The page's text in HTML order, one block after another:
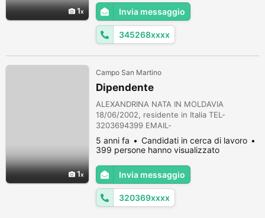
1 Invia messaggio
345268xxxx
1
Campo San Martino
Dipendente
ALEXANDRINA NATA IN MOLDAVIA
18/06/2002, residente in Italia TEL-
3203694399 EMAIL-
Prividenie.ac@gmail.com Istruzione Terza
media Esperienza maturata Pulizia scale
condominiali Baby-sitter Lingue
Madrelingua - Rumeno Altre lingue -Italiano
(fluido sia parlato che scritto). Informazioni
aggiuntive Sono molto dinamica e
spontanea con grande capacita di
5 anni fa
Candidati in cerca di lavoro
399 persone hanno visualizzato
Invia messaggio
320369xxxx